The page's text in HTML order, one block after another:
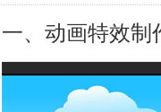
一、动画特效制